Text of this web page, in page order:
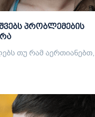
პრობლემების
თუ რამ აერთიანებთ,